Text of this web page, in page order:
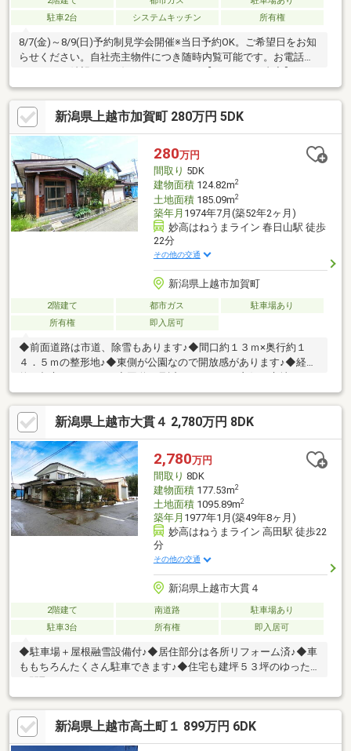
駐車2台
システムキッチン 所有権
8/7(金)～8/9(日)予約制見学会開催※当日予約OK。ご希望日をお知
らせください。自社売主物件につき随時内覧可能です。お電話か
ロアリ防除工事、鍵交換、雨漏り点検●駐車場拡張、屋根塗装、
外壁塗装●システムキッチン交換、ユニットバス交換、トイレ交
換、洗面化粧台交換●間取変更、室内ドア（一部）交換、床材上
張り、シューズボックス交換、クロス張替え●給湯器交換、イン
ターホン設置、火災警報器設置、照明器具交換【おすすめポイン
ト】・本物件は条件により住宅ローン減税が適用されます。・雨
漏り、構造上主要な部分の欠陥
新潟県上越市加賀町 280万円 5DK
280万円
間取り 5DK
建物面積124.82m2
土地面積185.09m2
築年月 1974年7月(築52年2ヶ月)
妙高はねうまライン 春日山駅 徒歩
22分
その他の交通
新潟県上越市加賀町
2階建て 都市ガス
駐車場あり
所有権
即入居可
◆前面道路は市道、除雪もあります♪◆間口約１３ｍ×奥行約１
４．５ｍの整形地♪◆東側が公園なので開放感があります♪◆経済
新潟県上越市大貫４ 2,780万円 8DK
2,780万円
間取り 8DK
建物面積177.53m2
土地面積1095.89m2
築年月 1977年1月(築49年8ヶ月)
妙高はねうまライン 高田駅 徒歩22
分
その他の交通
新潟県上越市大貫４
2階建て 南道路
駐車場あり
駐車3台
所有権 即入居可
◆駐車場＋屋根融雪設備付♪◆居住部分は各所リフォーム済♪◆車
ももちろんたくさん駐車できます♪◆住宅も建坪５３坪のゆった
新潟県上越市高土町１ 899万円 6DK